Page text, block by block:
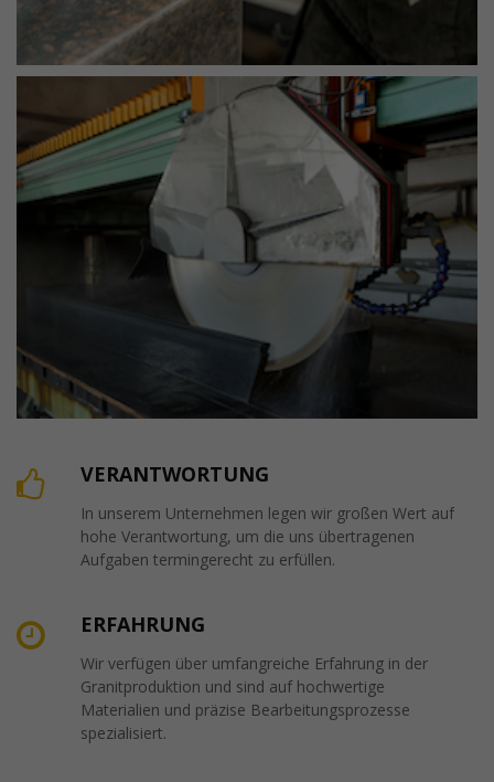
VERANTWORTUNG
In unserem Unternehmen legen wir großen Wert auf
hohe Verantwortung, um die uns übertragenen
Aufgaben termingerecht zu erfüllen.
ERFAHRUNG
Wir verfügen über umfangreiche Erfahrung in der
Granitproduktion und sind auf hochwertige
Materialien und präzise Bearbeitungsprozesse
spezialisiert.